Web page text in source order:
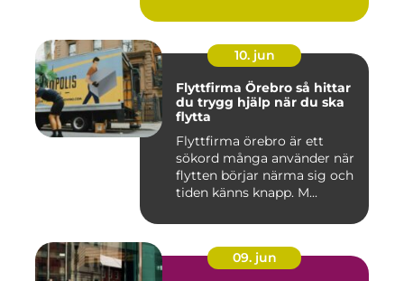
10. jun
Flyttfirma Örebro så hittar
du trygg hjälp när du ska
flytta
Flyttfirma örebro är ett
sökord många använder när
flytten börjar närma sig och
tiden känns knapp. M...
09. jun